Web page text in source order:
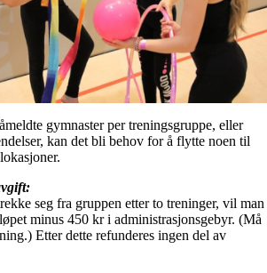
gymnaster per treningsgruppe, eller
kan det bli behov for å flytte noen til
seg fra gruppen etter to treninger, vil man
minus 450 kr i administrasjonsgebyr. (Må
Etter dette refunderes ingen del av